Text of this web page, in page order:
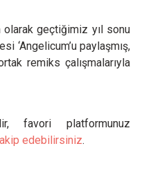
olarak geçtiğimiz yıl sonu
‘Angelicum’u paylaşmış,
remiks çalışmalarıyla
favori platformunuz
edebilirsiniz.